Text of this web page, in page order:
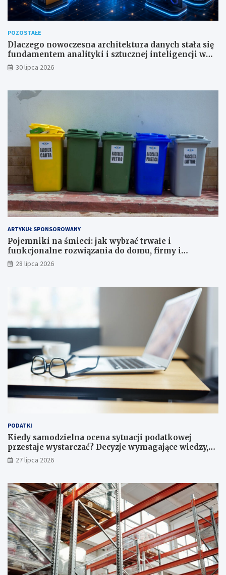
POZOSTAŁE
Dlaczego nowoczesna architektura danych stała się
fundamentem analityki i sztucznej inteligencji w
przedsiębiorstwach?
30 lipca 2026
ARTYKUŁ SPONSOROWANY
Pojemniki na śmieci: jak wybrać trwałe i
funkcjonalne rozwiązania do domu, firmy i
instytucji
28 lipca 2026
PODATKI
Kiedy samodzielna ocena sytuacji podatkowej
przestaje wystarczać? Decyzje wymagające wiedzy,
której nie zastąpi internet
27 lipca 2026